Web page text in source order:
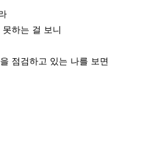
하는 걸 보니
점검하고 있는 나를 보면